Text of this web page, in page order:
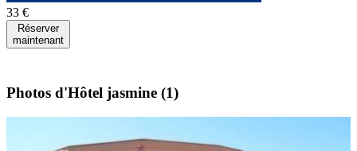
33 €
Réserver
maintenant
Photos d'Hôtel jasmine (1)